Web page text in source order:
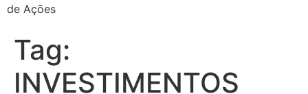
de Ações
Tag:
INVESTIMENTOS